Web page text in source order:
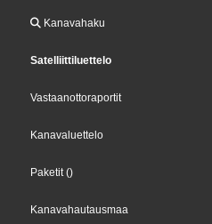
Kanavahaku
Satelliittiluettelo
Vastaanottoraportit
Kanavaluettelo
Paketit ()
Kanavahautausmaa